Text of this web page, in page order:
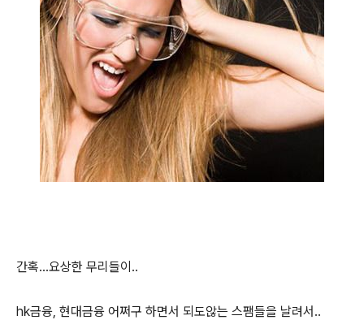
간혹...요상한 무리들이..
hk금융, 현대금융 어쩌구 하면서 되도않는 스팸들을 날려서..